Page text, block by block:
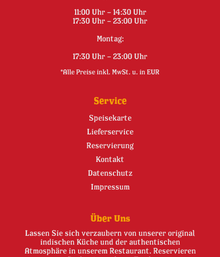
11:00 Uhr – 14:30 Uhr
17:30 Uhr – 23:00 Uhr
Montag:
17:30 Uhr – 23:00 Uhr
*Alle Preise inkl. MwSt. u. in EUR
Service
Speisekarte
Lieferservice
Reservierung
Kontakt
Datenschutz
Impressum
Über Uns
Lassen Sie sich verzaubern von unserer original
indischen Küche und der authentischen
Atmosphäre in unserem Restaurant. Reservieren